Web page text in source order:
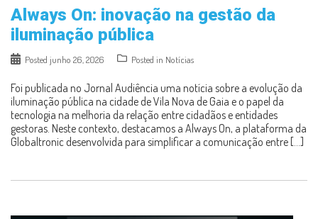
Always On: inovação na gestão da
iluminação pública
Posted junho 26, 2026 Posted in Notícias
Foi publicada no Jornal Audiência uma notícia sobre a evolução da
iluminação pública na cidade de Vila Nova de Gaia e o papel da
tecnologia na melhoria da relação entre cidadãos e entidades
gestoras. Neste contexto, destacamos a Always On, a plataforma da
Globaltronic desenvolvida para simplificar a comunicação entre […]